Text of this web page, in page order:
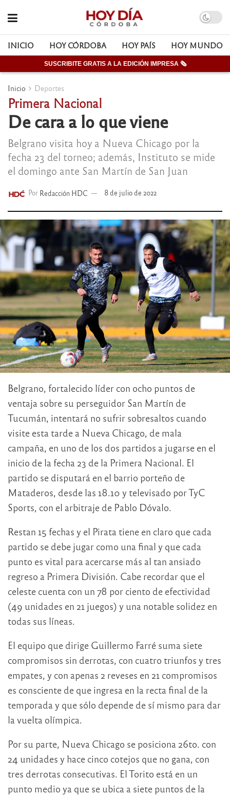
INICIO HOY CÓRDOBA HOY PAÍS HOY MUNDO
SUSCRIBITE GRATIS A LA EDICIÓN IMPRESA 🗞
Inicio Deportes
Primera Nacional
De cara a lo que viene
Belgrano visita hoy a Nueva Chicago por la
fecha 23 del torneo; además, Instituto se mide
el domingo ante San Martín de San Juan
Por Redacción HDC 8 de julio de 2022
Belgrano, fortalecido líder con ocho puntos de
ventaja sobre su perseguidor San Martín de
Tucumán, intentará no sufrir sobresaltos cuando
visite esta tarde a Nueva Chicago, de mala
campaña, en uno de los dos partidos a jugarse en el
inicio de la fecha 23 de la Primera Nacional. El
partido se disputará en el barrio porteño de
Mataderos, desde las 18.10 y televisado por TyC
Sports, con el arbitraje de Pablo Dóvalo.
Restan 15 fechas y el Pirata tiene en claro que cada
partido se debe jugar como una final y que cada
punto es vital para acercarse más al tan ansiado
regreso a Primera División. Cabe recordar que el
celeste cuenta con un 78 por ciento de efectividad
(49 unidades en 21 juegos) y una notable solidez en
todas sus líneas.
El equipo que dirige Guillermo Farré suma siete
compromisos sin derrotas, con cuatro triunfos y tres
empates, y con apenas 2 reveses en 21 compromisos
es consciente de que ingresa en la recta final de la
temporada y que sólo depende de sí mismo para dar
la vuelta olímpica.
Por su parte, Nueva Chicago se posiciona 26to. con
24 unidades y hace cinco cotejos que no gana, con
tres derrotas consecutivas. El Torito está en un
punto medio ya que se ubica a siete puntos de la